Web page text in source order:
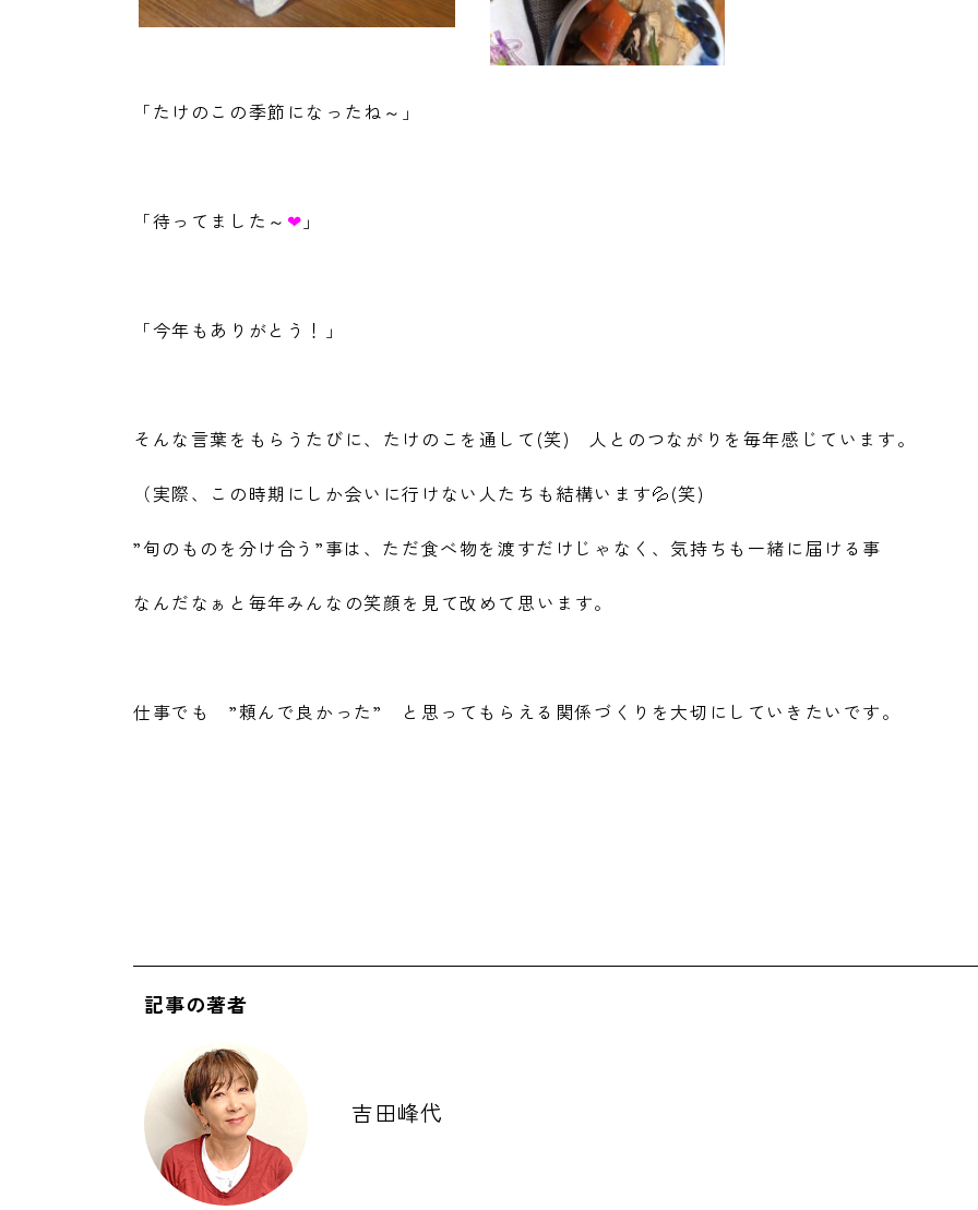
「たけのこの季節になったね～」
「待ってました～ ❤ 」
「今年もありがとう！」
そんな言葉をもらうたびに、たけのこを通して(笑) 人とのつながりを毎年感じています。
（実際、この時期にしか会いに行けない人たちも結構います💦(笑)
”旬のものを分け合う”事は、ただ食べ物を渡すだけじゃなく、気持ちも一緒に届ける事
なんだなぁと毎年みんなの笑顔を見て改めて思います。
仕事でも ”頼んで良かった” と思ってもらえる関係づくりを大切にしていきたいです。
記事の著者
吉田峰代